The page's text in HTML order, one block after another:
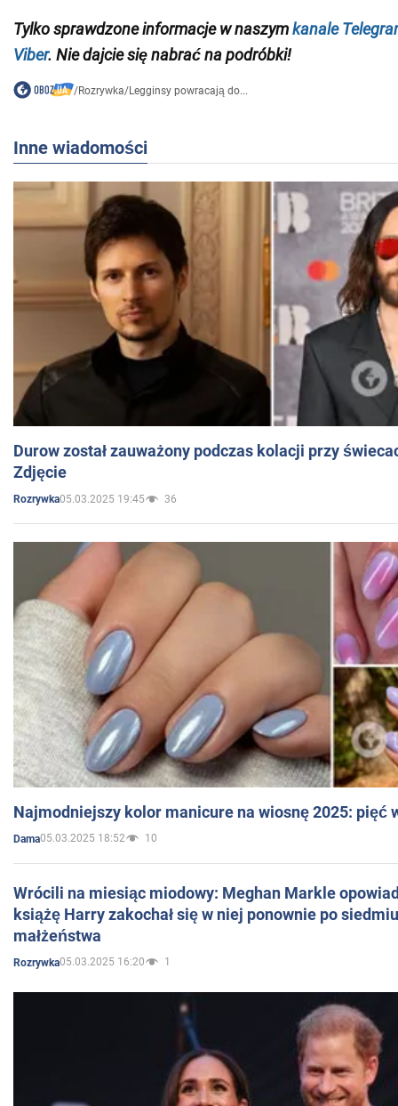
Tylko sprawdzone informacje w naszymkanale
Viber. Nie dajcie się nabrać na podróbki!
/Rozrywka/Legginsy powracają do...
Inne wiadomości
Durow został zauważony podczas kolacji przy
Zdjęcie
Rozrywka05.03.2025 19:45 36
Najmodniejszy kolor manicure na wiosnę 2025: pięć
Dama05.03.2025 18:52 10
Wrócili na miesiąc miodowy: Meghan Markle
książę Harry zakochał się w niej ponownie po
małżeństwa
Rozrywka05.03.2025 16:20 1